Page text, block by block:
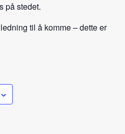
på stedet.
til å komme – dette er